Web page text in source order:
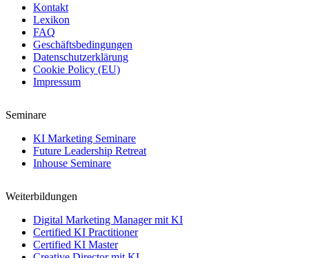
Kontakt
Lexikon
FAQ
Geschäftsbedingungen
Datenschutzerklärung
Cookie Policy (EU)
Impressum
Seminare
KI Marketing Seminare
Future Leadership Retreat
Inhouse Seminare
Weiterbildungen
Digital Marketing Manager mit KI
Certified KI Practitioner
Certified KI Master
Creative Director mit KI